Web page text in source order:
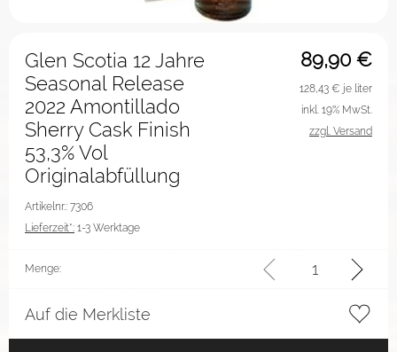
89,90 €
Glen Scotia 12 Jahre
Seasonal Release
2022 Amontillado
Sherry Cask Finish
53,3% Vol
Originalabfüllung
Artikelnr.: 7306
Lieferzeit*: 1-3 Werktage
128,43 € je liter
inkl. 19% MwSt.
zzgl. Versand
Menge:
Auf die Merkliste